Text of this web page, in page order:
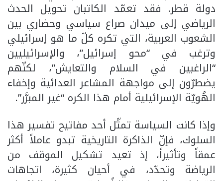
دولة قطر. فقد تعمّد الكاتبان تحويل الحدث
الرياضي إلى ميدان صراع سياسي وحضاري بين
الشعوب العربية، التي تكره كلّ ما هو إسرائيلي
وترغب في “محو إسرائيل”، والإسرائيليين
“الراغبين في السلام والتعايش”، لكنّهم
يضطرّون إلى مواجهة المشاعر العدائية وإخفاء
الهُويّة الإسرائيلية أمام هذا الكره “غير المبرَّر”.
وإذا كانت السياسة تمثّل أحد مفاتيح تفسير هذا
السلوك، فإنّ الذاكرة التاريخية تبدو عاملاً أكثر
عمقاً وتأثيراً، إذ تعيد تشكيل الموقف من
الرياضة وتحدّد، في أحيان كثيرة، اتجاهات